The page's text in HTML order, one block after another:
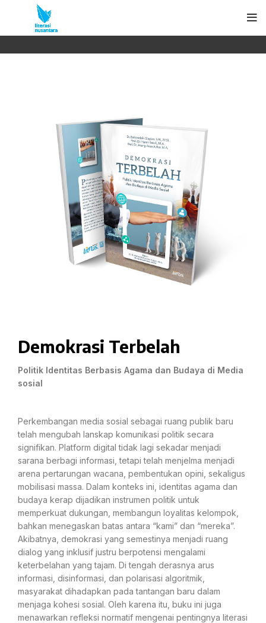
Demokrasi Terbelah
Politik Identitas Berbasis Agama dan Budaya di Media
sosial
Perkembangan media sosial sebagai ruang publik baru
telah mengubah lanskap komunikasi politik secara
signifikan. Platform digital tidak lagi sekadar menjadi
sarana berbagi informasi, tetapi telah menjelma menjadi
arena pertarungan wacana, pembentukan opini, sekaligus
mobilisasi massa. Dalam konteks ini, identitas agama dan
budaya kerap dijadikan instrumen politik untuk
memperkuat dukungan, membangun loyalitas kelompok,
bahkan menegaskan batas antara “kami” dan “mereka”.
Akibatnya, demokrasi yang semestinya menjadi ruang
dialog yang inklusif justru berpotensi mengalami
keterbelahan yang tajam. Di tengah derasnya arus
informasi, disinformasi, dan polarisasi algoritmik,
masyarakat dihadapkan pada tantangan baru dalam
menjaga kohesi sosial. Oleh karena itu, buku ini juga
menawarkan refleksi normatif mengenai pentingnya literasi